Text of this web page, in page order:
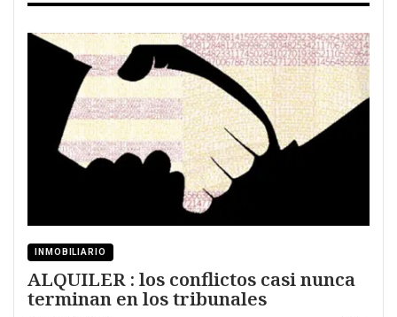
INMOBILIARIO
ALQUILER : los conflictos casi nunca
terminan en los tribunales